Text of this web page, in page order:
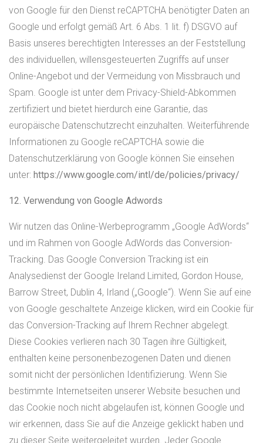
von Google für den Dienst reCAPTCHA benötigter Daten an
Google und erfolgt gemäß Art. 6 Abs. 1 lit. f) DSGVO auf
Basis unseres berechtigten Interesses an der Feststellung
des individuellen, willensgesteuerten Zugriffs auf unser
Online-Angebot und der Vermeidung von Missbrauch und
Spam. Google ist unter dem Privacy-Shield-Abkommen
zertifiziert und bietet hierdurch eine Garantie, das
europäische Datenschutzrecht einzuhalten. Weiterführende
Informationen zu Google reCAPTCHA sowie die
Datenschutzerklärung von Google können Sie einsehen
unter: https://www.google.com/intl/de/policies/privacy/
12. Verwendung von Google Adwords
Wir nutzen das Online-Werbeprogramm „Google AdWords“
und im Rahmen von Google AdWords das Conversion-
Tracking. Das Google Conversion Tracking ist ein
Analysedienst der Google Ireland Limited, Gordon House,
Barrow Street, Dublin 4, Irland („Google“). Wenn Sie auf eine
von Google geschaltete Anzeige klicken, wird ein Cookie für
das Conversion-Tracking auf Ihrem Rechner abgelegt.
Diese Cookies verlieren nach 30 Tagen ihre Gültigkeit,
enthalten keine personenbezogenen Daten und dienen
somit nicht der persönlichen Identifizierung. Wenn Sie
bestimmte Internetseiten unserer Website besuchen und
das Cookie noch nicht abgelaufen ist, können Google und
wir erkennen, dass Sie auf die Anzeige geklickt haben und
zu dieser Seite weitergeleitet wurden. Jeder Google